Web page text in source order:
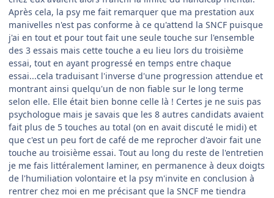
Après cela, la psy me fait remarquer que ma prestation aux
manivelles n'est pas conforme à ce qu'attend la SNCF puisque
j'ai en tout et pour tout fait une seule touche sur l'ensemble
des 3 essais mais cette touche a eu lieu lors du troisième
essai, tout en ayant progressé en temps entre chaque
essai...cela traduisant l'inverse d'une progression attendue et
montrant ainsi quelqu'un de non fiable sur le long terme
selon elle. Elle était bien bonne celle là ! Certes je ne suis pas
psychologue mais je savais que les 8 autres candidats avaient
fait plus de 5 touches au total (on en avait discuté le midi) et
que c'est un peu fort de café de me reprocher d'avoir fait une
touche au troisième essai. Tout au long du reste de l'entretien
je me fais littéralement laminer, en permanence à deux doigts
de l'humiliation volontaire et la psy m'invite en conclusion à
rentrer chez moi en me précisant que la SNCF me tiendra